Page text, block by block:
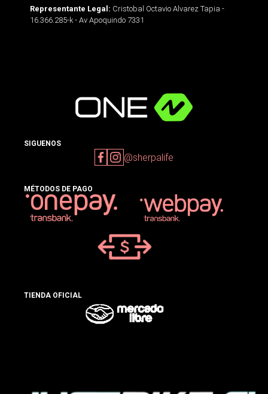
Representante Legal: Cristobal Octavio Alvarez Tapia -
16.366.285-k - Av Apoquindo 7331
SIGUENOS
@sherpalife
MÉTODOS DE PAGO
TIENDA OFICIAL